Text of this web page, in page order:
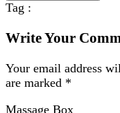
Tag :
Write Your
Your email address
are marked *
Massage Box